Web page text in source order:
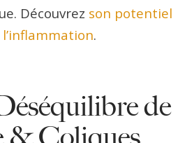
Découvrez son potentiel
.
de